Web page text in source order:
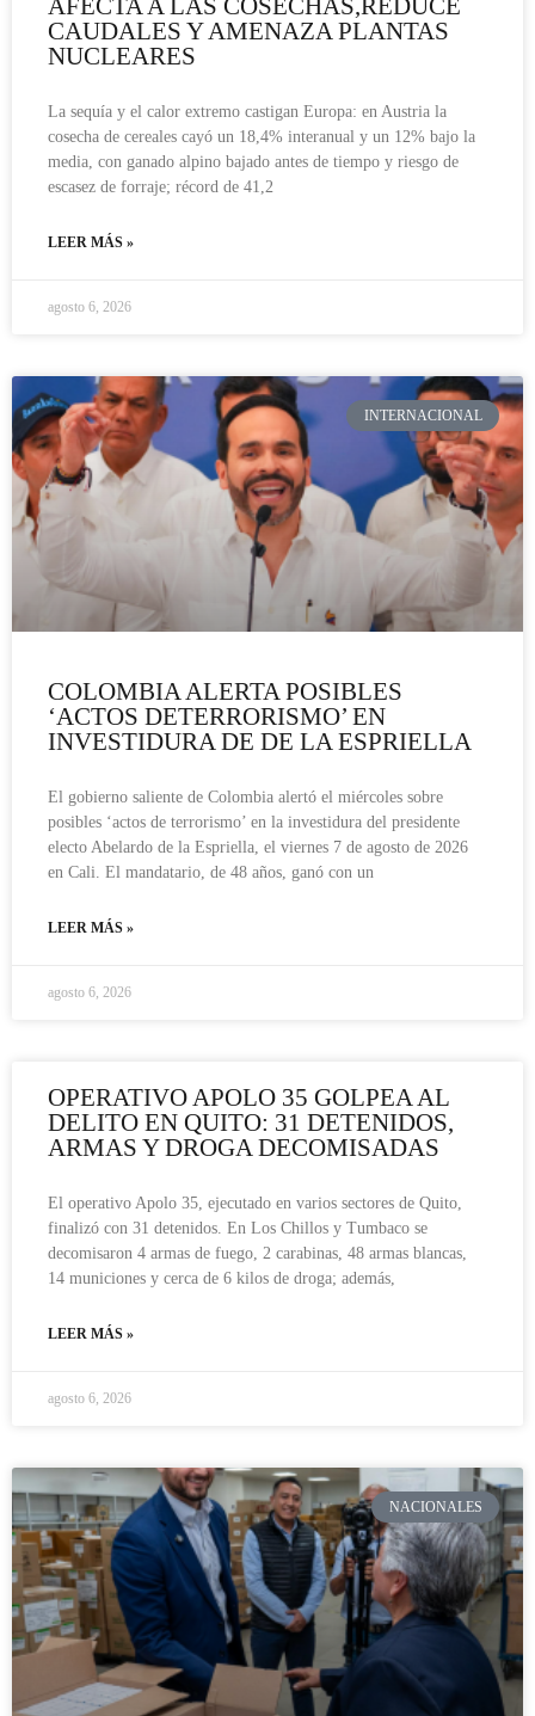
AFECTA A LAS COSECHAS,REDUCE
CAUDALES Y AMENAZA PLANTAS
NUCLEARES
La sequía y el calor extremo castigan Europa: en Austria la
cosecha de cereales cayó un 18,4% interanual y un 12% bajo la
media, con ganado alpino bajado antes de tiempo y riesgo de
escasez de forraje; récord de 41,2
LEER MÁS »
agosto 6, 2026
INTERNACIONAL
COLOMBIA ALERTA POSIBLES
‘ACTOS DETERRORISMO’ EN
INVESTIDURA DE DE LA ESPRIELLA
El gobierno saliente de Colombia alertó el miércoles sobre
posibles ‘actos de terrorismo’ en la investidura del presidente
electo Abelardo de la Espriella, el viernes 7 de agosto de 2026
en Cali. El mandatario, de 48 años, ganó con un
LEER MÁS »
agosto 6, 2026
OPERATIVO APOLO 35 GOLPEA AL
DELITO EN QUITO: 31 DETENIDOS,
ARMAS Y DROGA DECOMISADAS
El operativo Apolo 35, ejecutado en varios sectores de Quito,
finalizó con 31 detenidos. En Los Chillos y Tumbaco se
decomisaron 4 armas de fuego, 2 carabinas, 48 armas blancas,
14 municiones y cerca de 6 kilos de droga; además,
LEER MÁS »
agosto 6, 2026
NACIONALES